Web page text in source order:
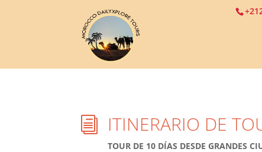
i ITINERARIO DE
TOUR DE 10 DÍAS DESDE GRANDES